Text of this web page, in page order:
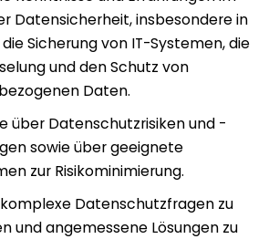
Datensicherheit, insbesondere in
Sicherung von IT-Systemen, die
und den Schutz von
Daten.
über Datenschutzrisiken und -
sowie über geeignete
zur Risikominimierung.
Datenschutzfragen zu
und angemessene Lösungen zu